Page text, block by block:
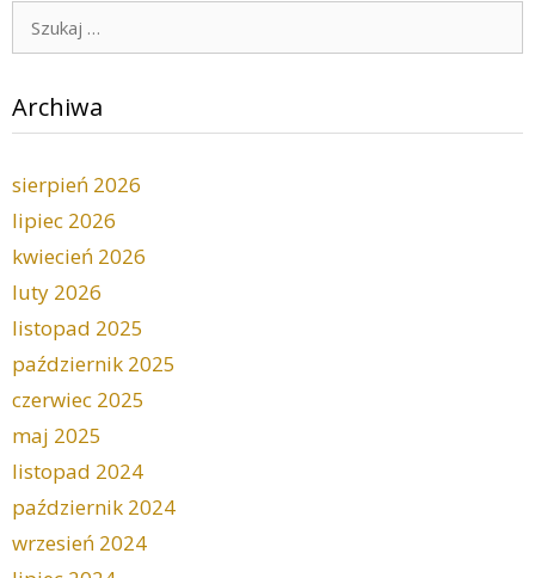
Szukaj:
Archiwa
sierpień 2026
lipiec 2026
kwiecień 2026
luty 2026
listopad 2025
październik 2025
czerwiec 2025
maj 2025
listopad 2024
październik 2024
wrzesień 2024